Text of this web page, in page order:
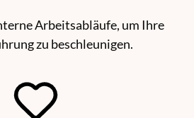
Arbeitsabläufe, um Ihre
zu beschleunigen.